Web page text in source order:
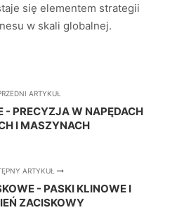
się elementem strategii
w skali globalnej.
ARTYKUŁ
- PRECYZJA W NAPĘDACH
I MASZYNACH
ARTYKUŁ
- PASKI KLINOWE I
ZACISKOWY